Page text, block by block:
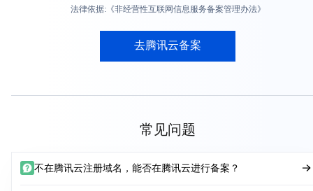
法律依据:《非经营性互联网信息服务备案管理办法》
去腾讯云备案
常见问题
不在腾讯云注册域名，能否在腾讯云进行备案？